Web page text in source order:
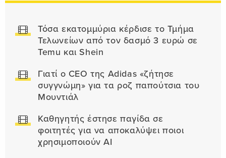
Τόσα εκατομμύρια κέρδισε το Τμήμα
Τελωνείων από τον δασμό 3 ευρώ σε
Temu και Shein
Γιατί ο CEO της Adidas «ζήτησε
συγγνώμη» για τα ροζ παπούτσια του
Μουντιάλ
Καθηγητής έστησε παγίδα σε
φοιτητές για να αποκαλύψει ποιοι
χρησιμοποιούν AI